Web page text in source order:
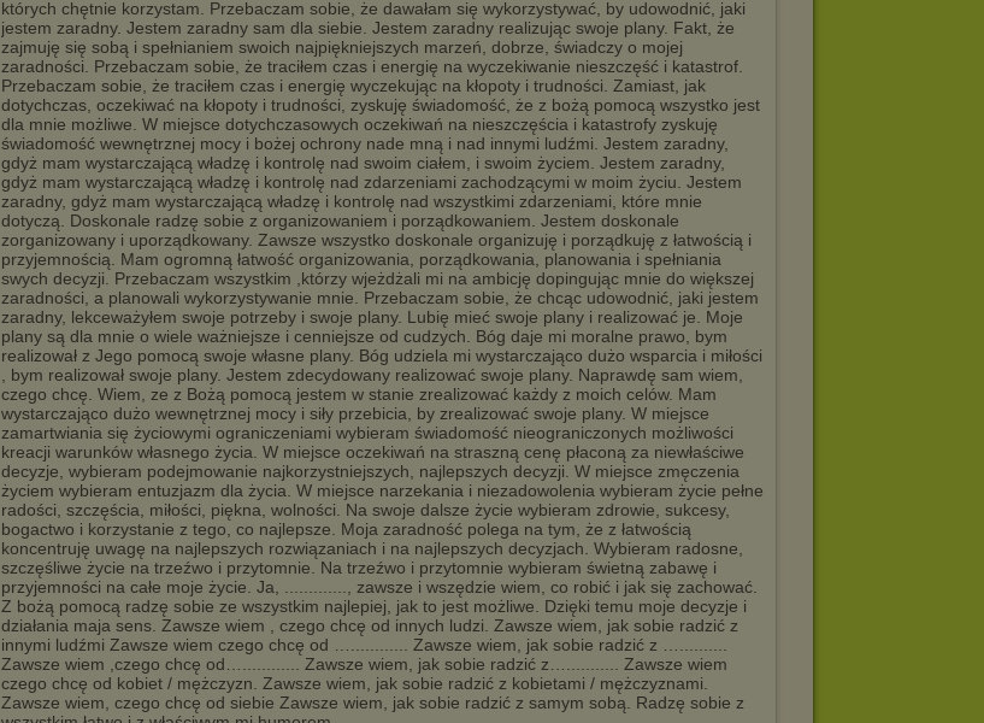
których chętnie korzystam. Przebaczam sobie, że dawałam się wykorzystywać, by udowodnić, jaki
jestem zaradny. Jestem zaradny sam dla siebie. Jestem zaradny realizując swoje plany. Fakt, że
zajmuję się sobą i spełnianiem swoich najpiękniejszych marzeń, dobrze, świadczy o mojej
zaradności. Przebaczam sobie, że traciłem czas i energię na wyczekiwanie nieszczęść i katastrof.
Przebaczam sobie, że traciłem czas i energię wyczekując na kłopoty i trudności. Zamiast, jak
dotychczas, oczekiwać na kłopoty i trudności, zyskuję świadomość, że z bożą pomocą wszystko jest
dla mnie możliwe. W miejsce dotychczasowych oczekiwań na nieszczęścia i katastrofy zyskuję
świadomość wewnętrznej mocy i bożej ochrony nade mną i nad innymi ludźmi. Jestem zaradny,
gdyż mam wystarczającą władzę i kontrolę nad swoim ciałem, i swoim życiem. Jestem zaradny,
gdyż mam wystarczającą władzę i kontrolę nad zdarzeniami zachodzącymi w moim życiu. Jestem
zaradny, gdyż mam wystarczającą władzę i kontrolę nad wszystkimi zdarzeniami, które mnie
dotyczą. Doskonale radzę sobie z organizowaniem i porządkowaniem. Jestem doskonale
zorganizowany i uporządkowany. Zawsze wszystko doskonale organizuję i porządkuję z łatwością i
przyjemnością. Mam ogromną łatwość organizowania, porządkowania, planowania i spełniania
swych decyzji. Przebaczam wszystkim ,którzy wjeżdżali mi na ambicję dopingując mnie do większej
zaradności, a planowali wykorzystywanie mnie. Przebaczam sobie, że chcąc udowodnić, jaki jestem
zaradny, lekceważyłem swoje potrzeby i swoje plany. Lubię mieć swoje plany i realizować je. Moje
plany są dla mnie o wiele ważniejsze i cenniejsze od cudzych. Bóg daje mi moralne prawo, bym
realizował z Jego pomocą swoje własne plany. Bóg udziela mi wystarczająco dużo wsparcia i miłości
, bym realizował swoje plany. Jestem zdecydowany realizować swoje plany. Naprawdę sam wiem,
czego chcę. Wiem, ze z Bożą pomocą jestem w stanie zrealizować każdy z moich celów. Mam
wystarczająco dużo wewnętrznej mocy i siły przebicia, by zrealizować swoje plany. W miejsce
zamartwiania się życiowymi ograniczeniami wybieram świadomość nieograniczonych możliwości
kreacji warunków własnego życia. W miejsce oczekiwań na straszną cenę płaconą za niewłaściwe
decyzje, wybieram podejmowanie najkorzystniejszych, najlepszych decyzji. W miejsce zmęczenia
życiem wybieram entuzjazm dla życia. W miejsce narzekania i niezadowolenia wybieram życie pełne
radości, szczęścia, miłości, piękna, wolności. Na swoje dalsze życie wybieram zdrowie, sukcesy,
bogactwo i korzystanie z tego, co najlepsze. Moja zaradność polega na tym, że z łatwością
koncentruję uwagę na najlepszych rozwiązaniach i na najlepszych decyzjach. Wybieram radosne,
szczęśliwe życie na trzeźwo i przytomnie. Na trzeźwo i przytomnie wybieram świetną zabawę i
przyjemności na całe moje życie. Ja, ............., zawsze i wszędzie wiem, co robić i jak się zachować.
Z bożą pomocą radzę sobie ze wszystkim najlepiej, jak to jest możliwe. Dzięki temu moje decyzje i
działania maja sens. Zawsze wiem , czego chcę od innych ludzi. Zawsze wiem, jak sobie radzić z
innymi ludźmi Zawsze wiem czego chcę od …............ Zawsze wiem, jak sobie radzić z …..........
Zawsze wiem ,czego chcę od…............ Zawsze wiem, jak sobie radzić z…........... Zawsze wiem
czego chcę od kobiet / mężczyzn. Zawsze wiem, jak sobie radzić z kobietami / mężczyznami.
Zawsze wiem, czego chcę od siebie Zawsze wiem, jak sobie radzić z samym sobą. Radzę sobie z